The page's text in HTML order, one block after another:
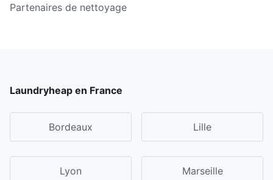
Partenaires de nettoyage
Laundryheap en France
Bordeaux Lille
Lyon Marseille